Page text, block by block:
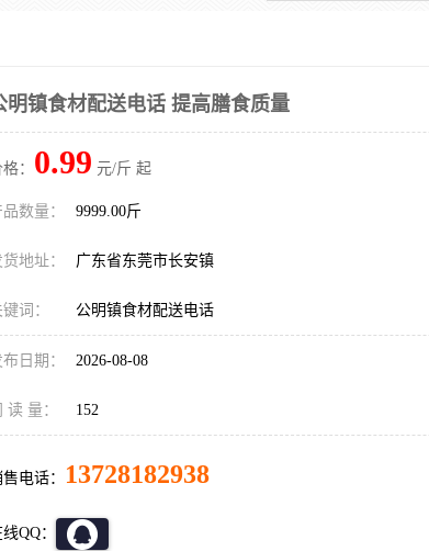
明镇食材配送电话 提高膳食质量
： 0.99 元/斤 起
数量： 9999.00斤
地址： 广东省东莞市长安镇
词： 公明镇食材配送电话
日期： 2026-08-08
读 量： 152
电话： 13728182938
QQ：